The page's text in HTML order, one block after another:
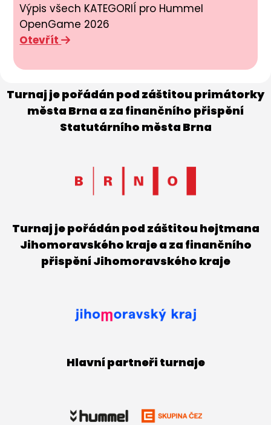
Výpis všech KATEGORIÍ pro Hummel
OpenGame 2026
Otevřít
Turnaj je pořádán pod záštitou primátorky
města Brna a za finančního přispění
Statutárního města Brna
Turnaj je pořádán pod záštitou hejtmana
Jihomoravského kraje a za finančního
přispění Jihomoravského kraje
Hlavní partneři turnaje